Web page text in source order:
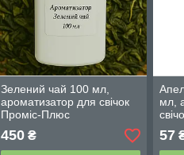
Зелений чай 100 мл,
ароматизатор для свічок
Проміс-Плюс
450₴
мл,
57